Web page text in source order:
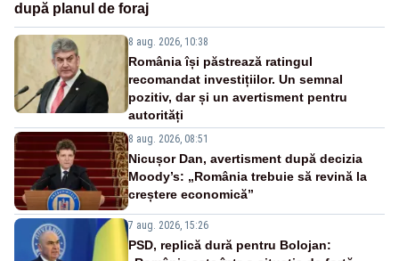
după planul de foraj
8 aug. 2026, 10:38
România își păstrează ratingul
recomandat investițiilor. Un semnal
pozitiv, dar și un avertisment pentru
autorități
8 aug. 2026, 08:51
Nicușor Dan, avertisment după decizia
Moody’s: „România trebuie să revină la
creștere economică”
7 aug. 2026, 15:26
PSD, replică dură pentru Bolojan: